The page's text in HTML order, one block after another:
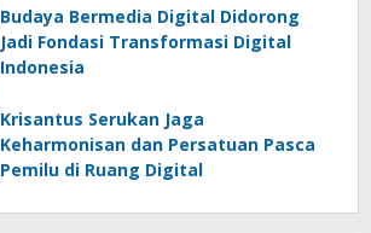
Budaya Bermedia Digital Didorong
Jadi Fondasi Transformasi Digital
Indonesia
Krisantus Serukan Jaga
Keharmonisan dan Persatuan Pasca
Pemilu di Ruang Digital